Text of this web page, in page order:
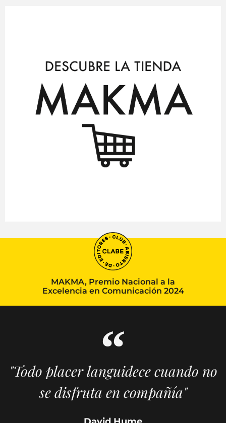
MAKMA, Premio Nacional a la
Excelencia en Comunicación 2024
"Todo placer languidece cuando no
se disfruta en compañía"